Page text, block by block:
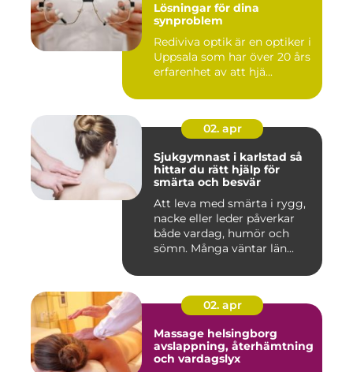
Lösningar för dina
synproblem
Rediviva optik är en optiker i
Uppsala som har över 20 års
erfarenhet av att hjä...
02. apr
Sjukgymnast i karlstad så
hittar du rätt hjälp för
smärta och besvär
Att leva med smärta i rygg,
nacke eller leder påverkar
både vardag, humör och
sömn. Många väntar län...
02. apr
Massage helsingborg
avslappning, återhämtning
och vardagslyx